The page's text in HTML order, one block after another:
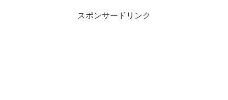
スポンサードリンク